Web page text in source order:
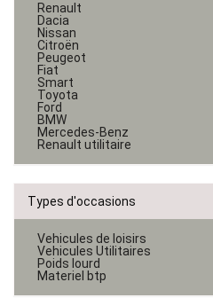
Renault
Dacia
Nissan
Citroën
Peugeot
Fiat
Smart
Toyota
Ford
BMW
Mercedes-Benz
Renault utilitaire
Types d'occasions
Vehicules de loisirs
Vehicules Utilitaires
Poids lourd
Materiel btp